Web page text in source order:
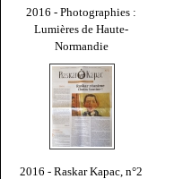
2016 - Photographies :
Lumières de Haute-
Normandie
2016 - Raskar Kapac, n°2